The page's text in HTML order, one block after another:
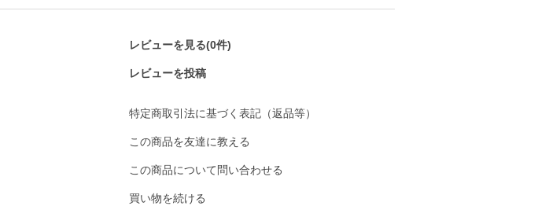
レビューを見る(0件)
レビューを投稿
特定商取引法に基づく表記（返品等）
この商品を友達に教える
この商品について問い合わせる
買い物を続ける